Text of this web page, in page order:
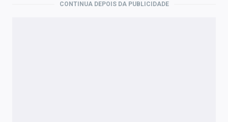
CONTINUA DEPOIS DA PUBLICIDADE